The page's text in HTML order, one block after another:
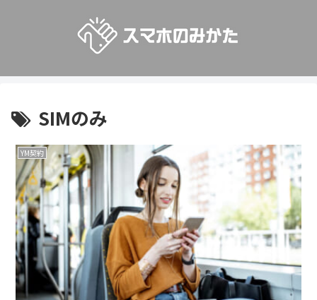
SIMのみ
YM契約